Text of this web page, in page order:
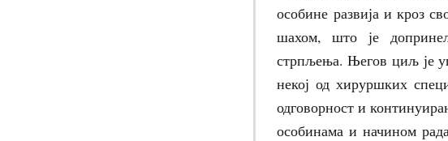
особине развија и кроз
шахом, што је
стрпљења. Његов циљ је
некој од хируршких
одговорност и
особинама и начином